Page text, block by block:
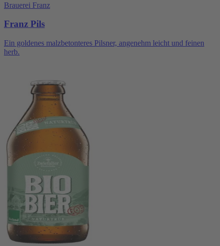
Brauerei Franz
Franz Pils
Ein goldenes malzbetonteres Pilsner, angenehm leicht und feinen
herb.